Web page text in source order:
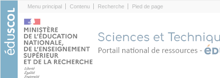
Menu principal Contenu Recherche Pied de page